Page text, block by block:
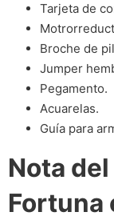
Tarjeta de
Broche de
Jumper
Pegamento.
Acuarelas.
Guía para
Nota
Fortuna